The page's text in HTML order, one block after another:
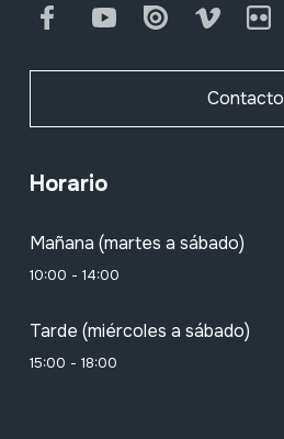
FacebookYoutube Issuu Vimeo
Contacto
Horario
Mañana (martes a sábado)
10:00 - 14:00
Tarde (miércoles a sábado)
15:00 - 18:00